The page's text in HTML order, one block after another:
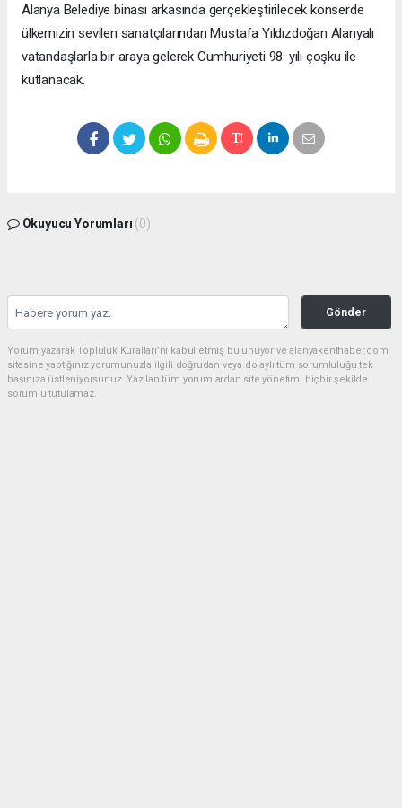
Alanya Belediye binası arkasında gerçekleştirilecek konserde
ülkemizin sevilen sanatçılarından Mustafa Yıldızdoğan Alanyalı
vatandaşlarla bir araya gelerek Cumhuriyeti 98. yılı çoşku ile
kutlanacak.
Okuyucu Yorumları (0)
Gönder
Yorum yazarak Topluluk Kuralları’nı kabul etmiş bulunuyor ve alanyakenthaber.com
sitesine yaptığınız yorumunuzla ilgili doğrudan veya dolaylı tüm sorumluluğu tek
başınıza üstleniyorsunuz. Yazılan tüm yorumlardan site yönetimi hiçbir şekilde
sorumlu tutulamaz.